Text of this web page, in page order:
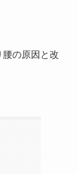
の原因と改